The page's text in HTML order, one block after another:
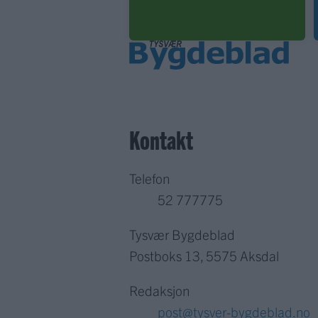
Kontakt
Telefon
52 777775
Tysvær Bygdeblad
Postboks 13, 5575 Aksdal
Redaksjon
post@tysver-bygdeblad.no